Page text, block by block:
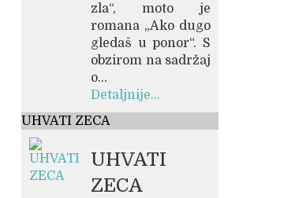
zla“, moto je
romana „Ako dugo
gledaš u ponor“. S
obzirom na sadržaj
o...
Detaljnije...
UHVATI ZECA
UHVATI
ZECA